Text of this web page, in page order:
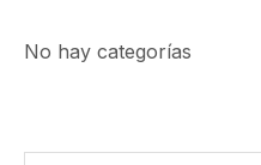
No hay categorías